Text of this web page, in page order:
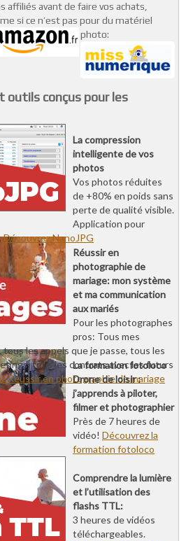
affiliés avant de faire vos achats,
si ce n’est pas pour du matériel
photo:
conçus pour les
La compression
intelligente de vos
photos
Vos photos réduites
de +80% en poids sans
perte de qualité visible.
Application pour
Découvrez NanoJPG
Réussir en
photographie de
mariage: mon système
et ma communication
aux mariés
Pour les photographes
pros: Tous mes
tous les appels que je passe, tous les
tous les contrats avec les futurs
Réussir en photographie de mariage
La formation fotoloco
Drone de loisir :
j’apprends à piloter,
filmer et photographier
Près de 7 heures de
vidéo! Découvrez la
formation fotoloco
Comprendre la lumière
et l’utilisation des
flashs TTL:
3 heures de vidéos
téléchargeables.